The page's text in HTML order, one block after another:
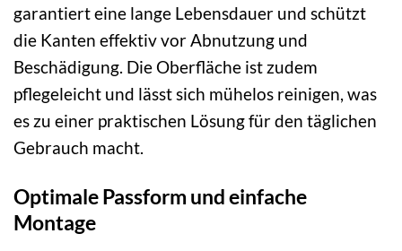
garantiert eine lange Lebensdauer und schützt
die Kanten effektiv vor Abnutzung und
Beschädigung. Die Oberfläche ist zudem
pflegeleicht und lässt sich mühelos reinigen, was
es zu einer praktischen Lösung für den täglichen
Gebrauch macht.
Optimale Passform und einfache
Montage